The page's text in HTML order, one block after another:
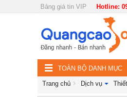
Bảng giá tin VIP Hotline:
Nội, ngoại thất
Đồ gia dụng
Điện thoại, Viễn thông
Nhà và Đất
TOÀN BỘ DANH MỤC
Trang chủ Dịch vụ